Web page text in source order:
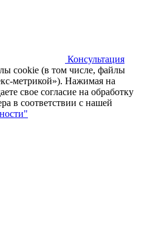
Консультация
cookie (в том числе, файлы
метрикой»). Нажимая на
свое согласие на обработку
в соответствии с нашей